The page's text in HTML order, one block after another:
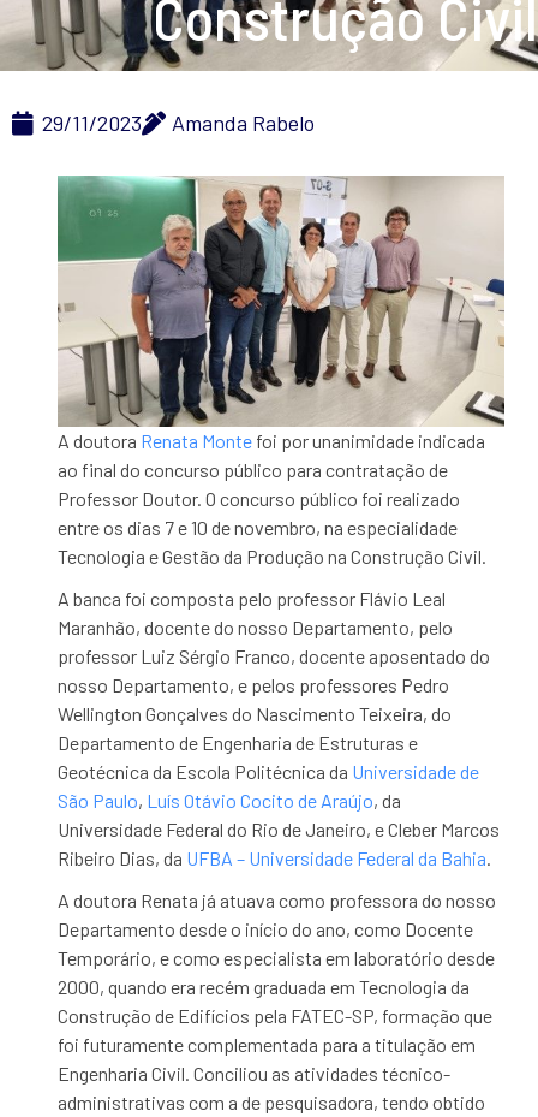
Construção Civil
29/11/2023 Amanda Rabelo
A doutora Renata Monte foi por unanimidade indicada
ao final do concurso público para contratação de
Professor Doutor. O concurso público foi realizado
entre os dias 7 e 10 de novembro, na especialidade
Tecnologia e Gestão da Produção na Construção Civil.
A banca foi composta pelo professor Flávio Leal
Maranhão, docente do nosso Departamento, pelo
professor Luiz Sérgio Franco, docente aposentado do
nosso Departamento, e pelos professores Pedro
Wellington Gonçalves do Nascimento Teixeira, do
Departamento de Engenharia de Estruturas e
Geotécnica da Escola Politécnica da Universidade de
São Paulo, Luís Otávio Cocito de Araújo, da
Universidade Federal do Rio de Janeiro, e Cleber Marcos
Ribeiro Dias, da UFBA – Universidade Federal da Bahia.
A doutora Renata já atuava como professora do nosso
Departamento desde o início do ano, como Docente
Temporário, e como especialista em laboratório desde
2000, quando era recém graduada em Tecnologia da
Construção de Edifícios pela FATEC-SP, formação que
foi futuramente complementada para a titulação em
Engenharia Civil. Conciliou as atividades técnico-
administrativas com a de pesquisadora, tendo obtido